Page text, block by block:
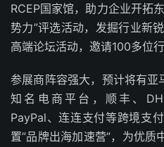
RCEP国家馆，助力企业开拓
势力”评选活动，发掘行业新
高端论坛活动，邀请100多位
参展商阵容强大，预计将有
知名电商平台，顺丰、
PayPal、连连支付等跨境支
置”品牌出海加速营”，为优